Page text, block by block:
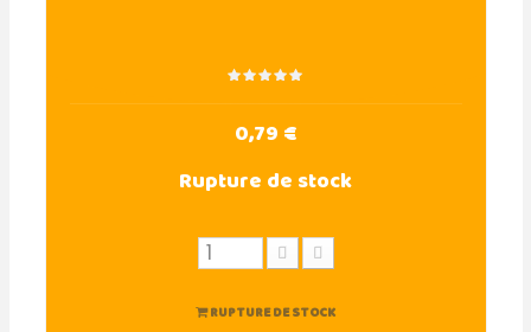
0,79 €
Rupture de stock
RUPTURE DE STOCK